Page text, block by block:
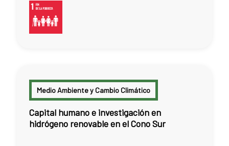
Medio Ambiente y Cambio Climático
Capital humano e investigación en
hidrógeno renovable en el Cono Sur